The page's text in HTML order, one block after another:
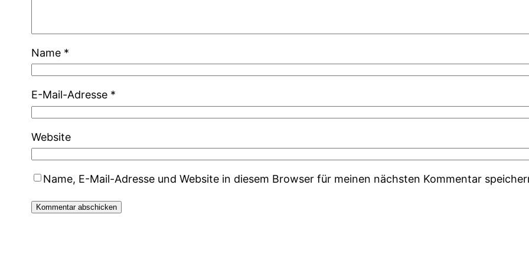
Name *
E-Mail-Adresse *
Website
Name, E-Mail-Adresse und Website in diesem Browser für meinen nächsten Kommentar